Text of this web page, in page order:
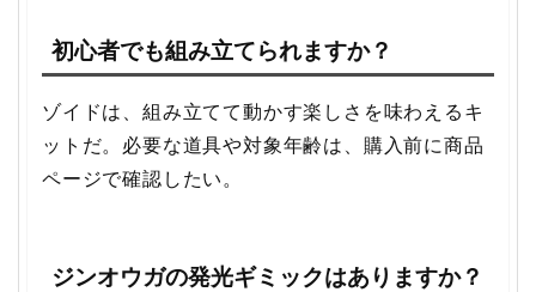
初心者でも組み立てられますか？
ゾイドは、組み立てて動かす楽しさを味わえるキ
ットだ。必要な道具や対象年齢は、購入前に商品
ページで確認したい。
ジンオウガの発光ギミックはありますか？